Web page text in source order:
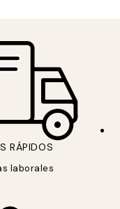
RÁPIDOS
laborales